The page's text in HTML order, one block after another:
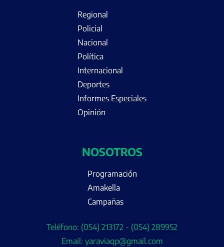
Regional
Policial
Nacional
Política
Internacional
Deportes
Informes Especiales
Opinión
NOSOTROS
Programación
Amakella
Campañas
Teléfono: (054) 213172 - (054) 289952
Email: yaraviaqp@gmail.com